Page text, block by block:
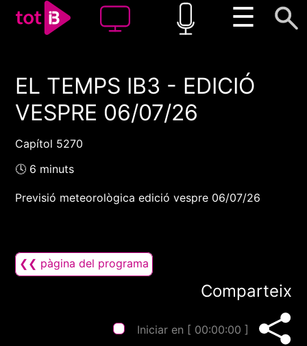
☰
00:00 00:00
1x
EL TEMPS IB3 - EDICIÓ
VESPRE 06/07/26
Capítol 5270
🕓 6 minuts
Previsió meteorològica edició vespre 06/07/26
❮❮ pàgina del programa
Comparteix
Iniciar en [ 00:00:00 ]